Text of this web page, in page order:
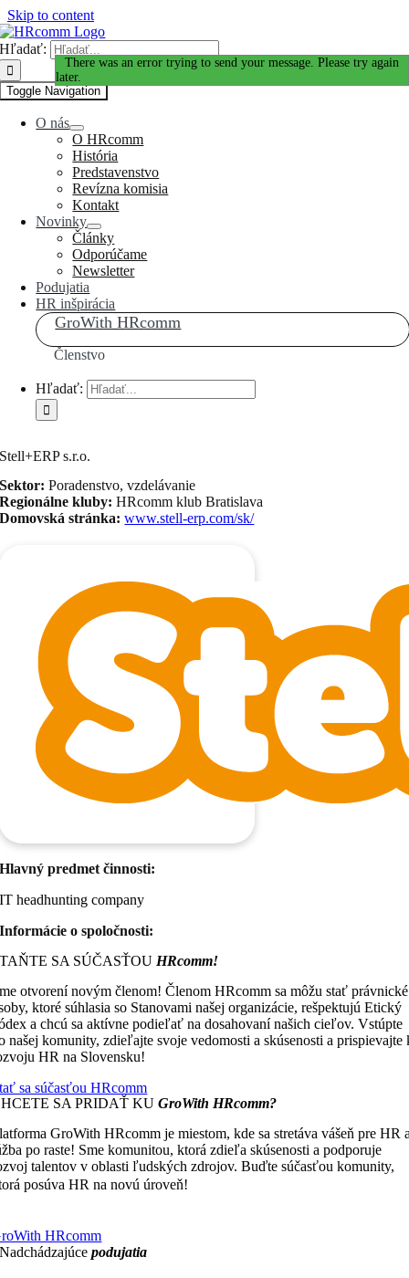
Skip to content
Hľadať:
Toggle Navigation
O nás
O HRcomm
História
Predstavenstvo
Revízna komisia
Kontakt
Novinky
Články
Odporúčame
Newsletter
Podujatia
HR inšpirácia
GroWith HRcomm
Členstvo
Hľadať:
Stell+ERP s.r.o.
Sektor:Poradenstvo, vzdelávanie
Regionálne kluby:HRcomm klub Bratislava
Domovská stránka:www.stell-erp.com/sk/
Hlavný predmet činnosti:
IT headhunting company
Informácie o spoločnosti:
SA SÚČASŤOU HRcomm!
otvorení novým členom! Členom HRcomm sa môžu stať právnické
ktoré súhlasia so Stanovami našej organizácie, rešpektujú Etický
a chcú sa aktívne podieľať na dosahovaní našich cieľov. Vstúpte
našej komunity, zdieľajte svoje vedomosti a skúsenosti a prispievajte
HR na Slovensku!
sa súčasťou HRcomm
SA PRIDAŤ KUGroWith HRcomm?
GroWith HRcomm je miestom, kde sa stretáva vášeň pre HR
po raste! Sme komunitou, ktorá zdieľa skúsenosti a podporuje
talentov v oblasti ľudských zdrojov. Buďte súčasťou komunity,
posúva HR na novú úroveň!
HRcomm
Nadchádzajúcepodujatia
Ďakujeme za Váš záujem!
There was an error trying to send your message. Please try again
later.